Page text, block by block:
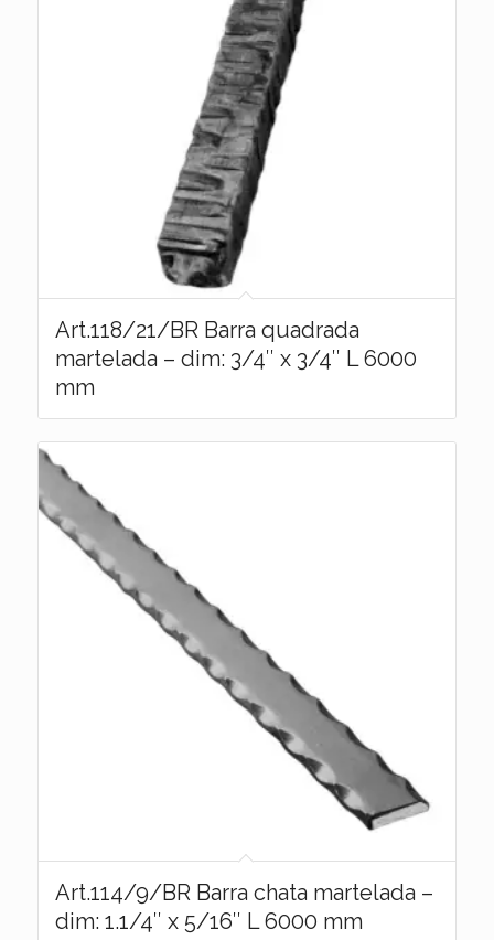
Art.118/21/BR Barra quadrada
martelada – dim: 3/4″ x 3/4″ L 6000
mm
Art.114/9/BR Barra chata martelada –
dim: 1.1/4″ x 5/16″ L 6000 mm